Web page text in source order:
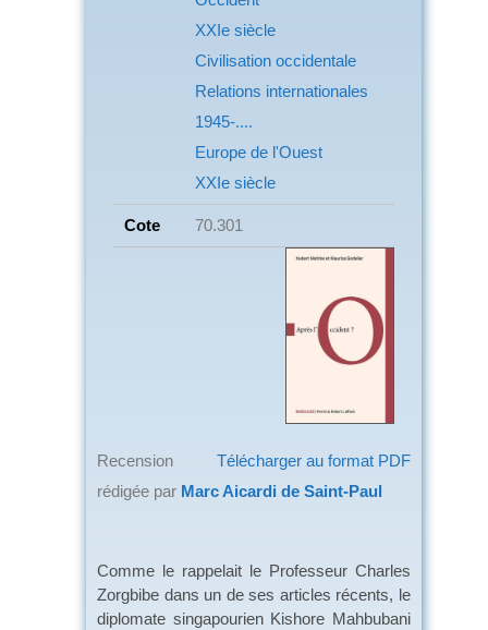
XXIe siècle
Civilisation occidentale
Relations internationales
1945-....
Europe de l'Ouest
XXIe siècle
Cote 70.301
Télécharger au format PDF
Recension
rédigée par Marc Aicardi de Saint-Paul
Comme le rappelait le Professeur Charles
Zorgbibe dans un de ses articles récents, le
diplomate singapourien Kishore Mahbubani